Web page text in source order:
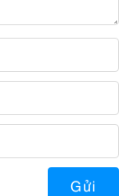
Gửi